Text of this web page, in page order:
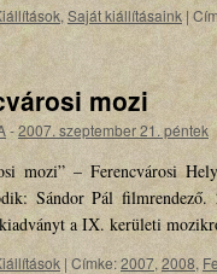
, Saját kiállításaink|
mozi
-2007. szeptember 21. péntek
mozi” – Ferencvárosi
Sándor Pál filmrendező.
a IX. kerületi
| Címke:2007, 2008,